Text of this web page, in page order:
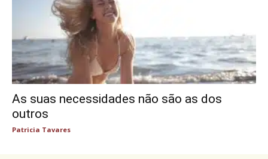
As suas necessidades não são as dos
outros
Patricia Tavares